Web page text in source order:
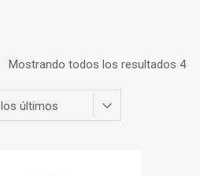
Mostrando todos los resultados 4